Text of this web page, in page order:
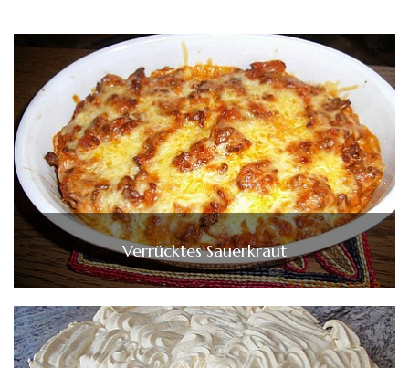
Verrücktes Sauerkraut